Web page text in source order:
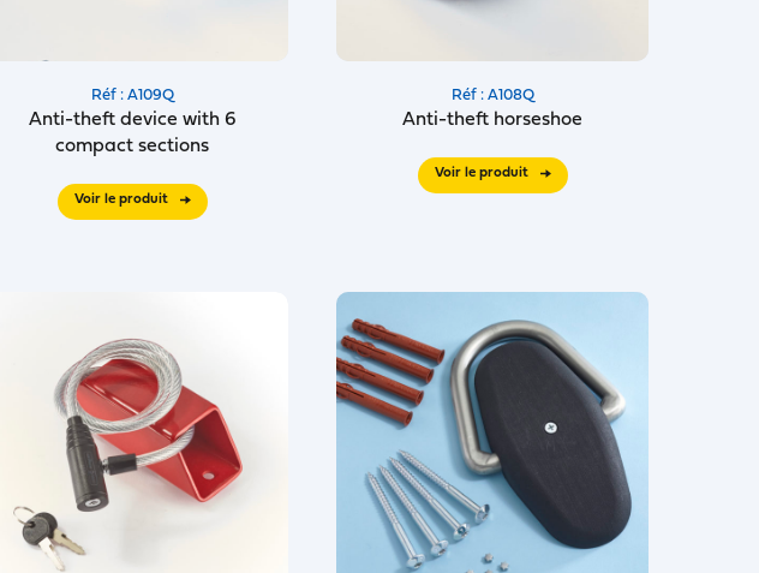
Réf : A109Q
Anti-theft device with 6
compact sections
Voir le produit
Réf : A108Q
Anti-theft horseshoe
Voir le produit